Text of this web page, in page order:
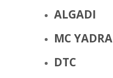
ALGADI
MC YADRA
DTC